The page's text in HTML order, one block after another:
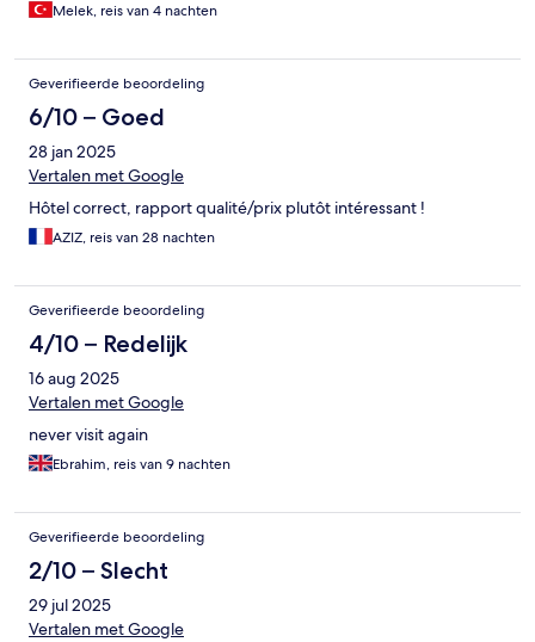
Melek, reis van 4 nachten
Geverifieerde beoordeling
6/10 – Goed
28 jan 2025
Vertalen met Google
Hôtel correct, rapport qualité/prix plutôt intéressant !
AZIZ, reis van 28 nachten
Geverifieerde beoordeling
4/10 – Redelijk
16 aug 2025
Vertalen met Google
never visit again
Ebrahim, reis van 9 nachten
Geverifieerde beoordeling
2/10 – Slecht
29 jul 2025
Vertalen met Google